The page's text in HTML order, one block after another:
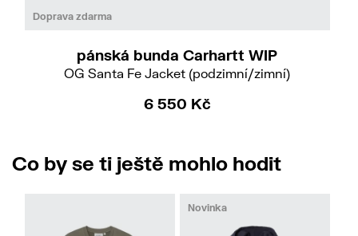
Doprava zdarma
pánská bunda Carhartt WIP
OG Santa Fe Jacket (podzimní/zimní)
6 550 Kč
Co by se ti ještě mohlo hodit
Novinka